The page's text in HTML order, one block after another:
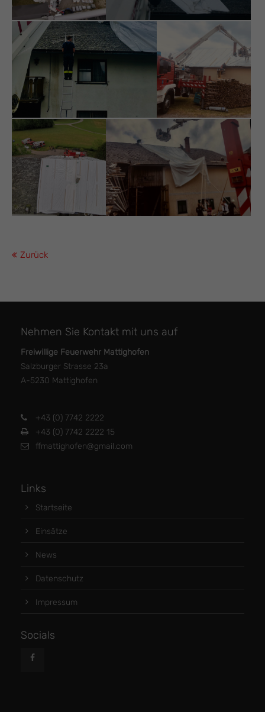
Zurück
Nehmen Sie Kontakt mit uns auf
Freiwillige Feuerwehr Mattighofen
Salzburger Strasse 23a
A-5230 Mattighofen
+43 (0) 7742 2222
+43 (0) 7742 2222 15
ffmattighofen@gmail.com
Links
Startseite
Einsätze
News
Datenschutz
Impressum
Socials